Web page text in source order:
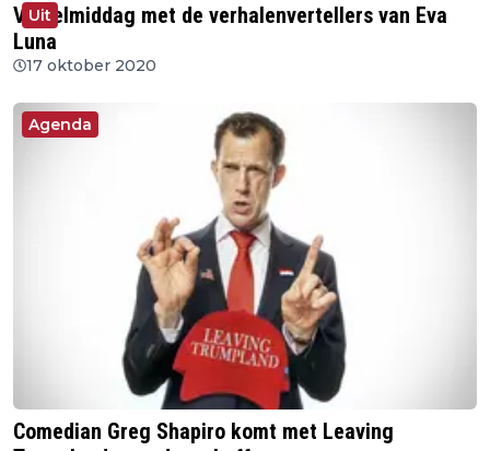
Uit
Vertelmiddag met de verhalenvertellers van Eva
Luna
17 oktober 2020
Agenda
Comedian Greg Shapiro komt met Leaving